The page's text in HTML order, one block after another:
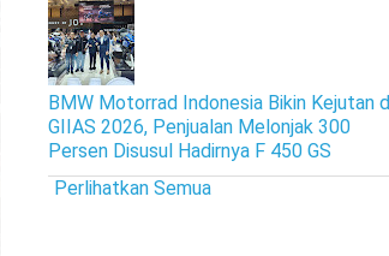
BMW Motorrad Indonesia Bikin Kejutan
GIIAS 2026, Penjualan Melonjak 300
Persen Disusul Hadirnya F 450 GS
Perlihatkan Semua